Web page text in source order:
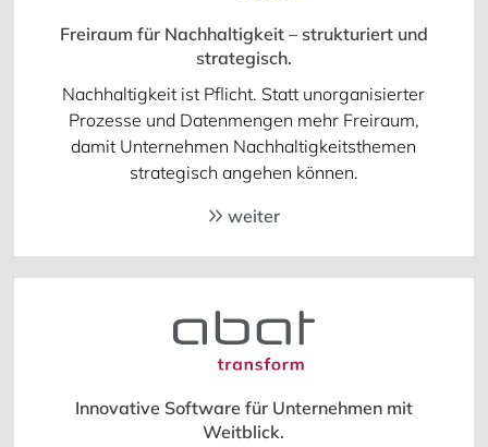
Freiraum für Nachhaltigkeit – strukturiert und
strategisch.
Nachhaltigkeit ist Pflicht. Statt unorganisierter
Prozesse und Datenmengen mehr Freiraum,
damit Unternehmen Nachhaltigkeitsthemen
strategisch angehen können.
weiter
Innovative Software für Unternehmen mit
Weitblick.